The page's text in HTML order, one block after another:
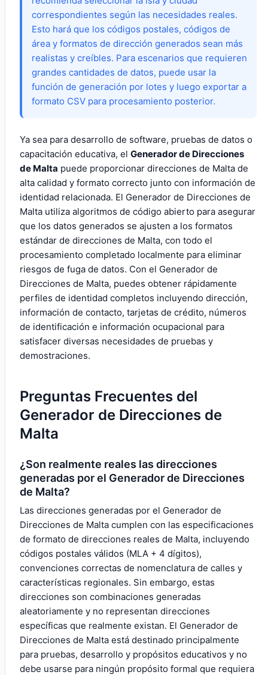
correspondientes según las necesidades reales.
Esto hará que los códigos postales, códigos de
área y formatos de dirección generados sean más
realistas y creíbles. Para escenarios que requieren
grandes cantidades de datos, puede usar la
función de generación por lotes y luego exportar a
formato CSV para procesamiento posterior.
Ya sea para desarrollo de software, pruebas de datos o
capacitación educativa, el Generador de Direcciones
de Malta puede proporcionar direcciones de Malta de
alta calidad y formato correcto junto con información de
identidad relacionada. El Generador de Direcciones de
Malta utiliza algoritmos de código abierto para asegurar
que los datos generados se ajusten a los formatos
estándar de direcciones de Malta, con todo el
procesamiento completado localmente para eliminar
riesgos de fuga de datos. Con el Generador de
Direcciones de Malta, puedes obtener rápidamente
perfiles de identidad completos incluyendo dirección,
información de contacto, tarjetas de crédito, números
de identificación e información ocupacional para
satisfacer diversas necesidades de pruebas y
demostraciones.
Preguntas Frecuentes del
Generador de Direcciones de
Malta
¿Son realmente reales las direcciones
generadas por el Generador de Direcciones
de Malta?
Las direcciones generadas por el Generador de
Direcciones de Malta cumplen con las especificaciones
de formato de direcciones reales de Malta, incluyendo
códigos postales válidos (MLA + 4 dígitos),
convenciones correctas de nomenclatura de calles y
características regionales. Sin embargo, estas
direcciones son combinaciones generadas
aleatoriamente y no representan direcciones
específicas que realmente existan. El Generador de
Direcciones de Malta está destinado principalmente
para pruebas, desarrollo y propósitos educativos y no
debe usarse para ningún propósito formal que requiera